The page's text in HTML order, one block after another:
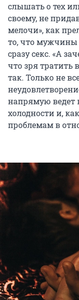
слышать о тех
своему, не
мелочи», как
то, что
сразу секс. «А
что зря тратить
так. Только не
напрямую ведет
холодности и,
проблемам в